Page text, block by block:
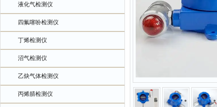
液化气检测仪
四氟噻吩检测仪
丁烯检测仪
沼气检测仪
乙炔气体检测仪
丙烯腈检测仪